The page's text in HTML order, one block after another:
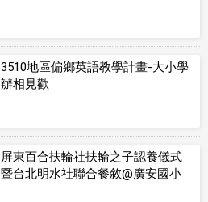
3510地區偏鄉英語教學計畫-大小學
辦相見歡
屏東百合扶輪社扶輪之子認養儀式
暨台北明水社聯合餐敘@廣安國小